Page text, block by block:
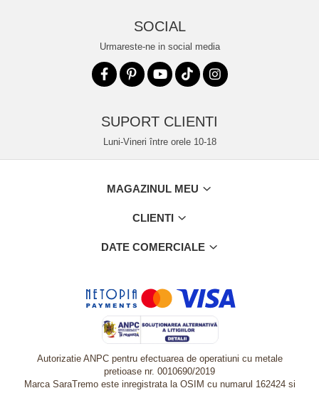
SOCIAL
Urmareste-ne in social media
SUPORT CLIENTI
Luni-Vineri între orele 10-18
MAGAZINUL MEU
CLIENTI
DATE COMERCIALE
Autorizatie ANPC pentru efectuarea de operatiuni cu metale
pretioase nr. 0010690/2019
Marca SaraTremo este inregistrata la OSIM cu numarul 162424 si